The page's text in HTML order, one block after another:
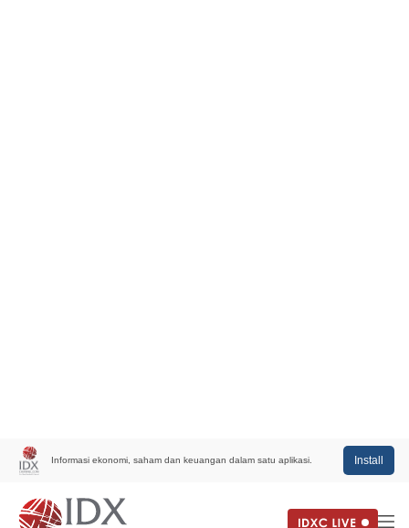
Informasi ekonomi, saham dan keuangan dalam satu aplikasi. Install